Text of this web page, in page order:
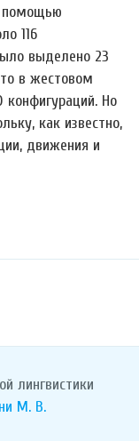
помощью
116
выделено 23
в жестовом
Но
как известно,
движения и
лингвистики
М. В.